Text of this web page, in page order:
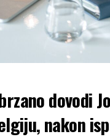
dovodi
nakon